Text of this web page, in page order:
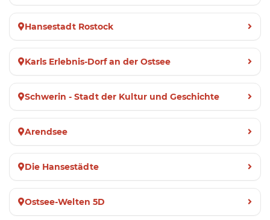
Hansestadt Rostock
Karls Erlebnis-Dorf an der Ostsee
Schwerin - Stadt der Kultur und Geschichte
Arendsee
Die Hansestädte
Ostsee-Welten 5D